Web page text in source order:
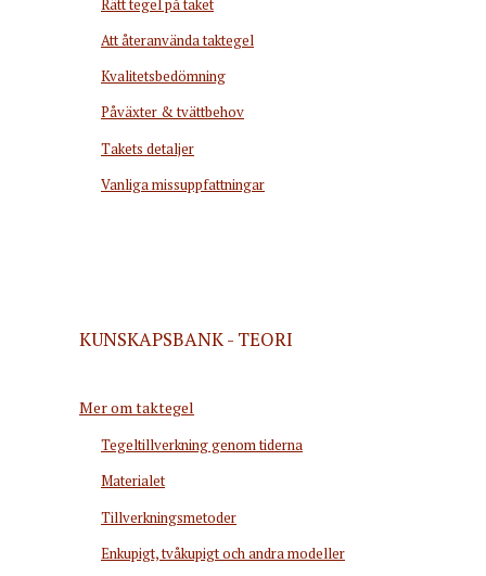
Att återanvända taktegel
Kvalitetsbedömning
Påväxter & tvättbehov
Takets detaljer
Vanliga missuppfattningar
KUNSKAPSBANK - TEORI
Mer om taktegel
Tegeltillverkning genom tiderna
Materialet
Tillverkningsmetoder
Enkupigt, tvåkupigt och andra modeller